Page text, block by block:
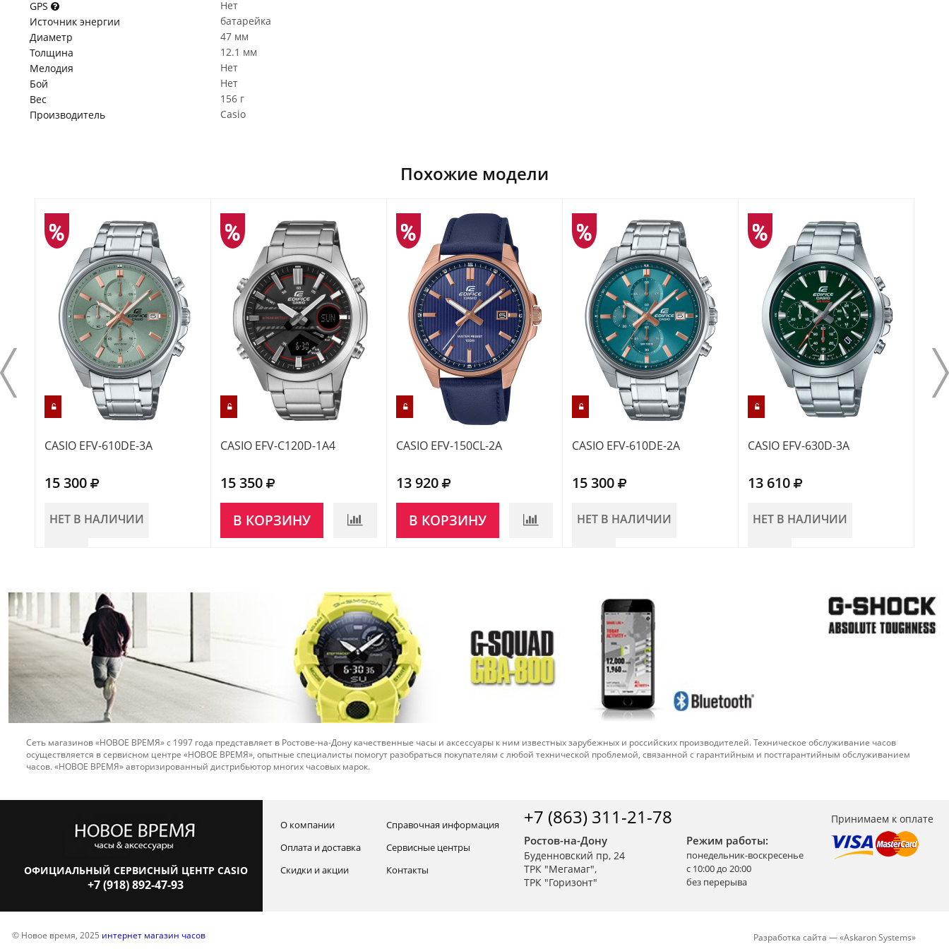
GPS
Нет
Источник энергии
батарейка
Диаметр
47 мм
Толщина
12.1 мм
Мелодия
Нет
Бой
Нет
Вес
156 г
Производитель
Casio
Похожие модели
CASIO EFV-610DE-3A
15 300
НЕТ В НАЛИЧИИ
CASIO EFV-C120D-1A4
15 350
В КОРЗИНУ
CASIO EFV-150CL-2A
13 920
В КОРЗИНУ
CASIO EFV-610DE-2A
15 300
НЕТ В НАЛИЧИИ
CASIO EFV-630D-3A
13 610
НЕТ В НАЛИЧИИ
Сеть магазинов «НОВОЕ ВРЕМЯ» с 1997 года представляет в Ростове-на-Дону качественные часы и аксессуары к ним известных зарубежных и российских производителей. Техническое обслуживание часов
осуществляется в сервисном центре «НОВОЕ ВРЕМЯ», опытные специалисты помогут разобраться покупателям с любой технической проблемой, связанной с гарантийным и постгарантийным обслуживанием
часов. «НОВОЕ ВРЕМЯ» авторизированный дистрибьютор многих часовых марок.
ОФИЦИАЛЬНЫЙ СЕРВИСНЫЙ ЦЕНТР CASIO
+7 (918) 892-47-93
О компании
Оплата и доставка
Скидки и акции
Справочная информация
Сервисные центры
Контакты
+7 (863) 311-21-78
Режим работы:
понедельник-воскресенье
с 10:00 до 20:00
без перерыва
Ростов-на-Дону
Буденновский пр, 24
ТРК "Мегамаг",
ТРК "Горизонт"
Принимаем к оплате
© Новое время, 2025 интернет магазин часов Разработка сайта —«Askaron Systems»